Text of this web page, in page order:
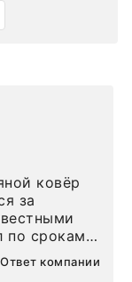
ковёр
за
по срокам.
без
Ответ компании